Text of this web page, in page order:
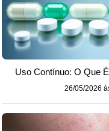
Uso Contínuo: O Que
26/05/2026